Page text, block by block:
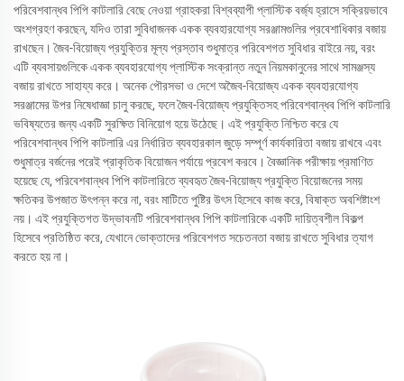
পরিবেশবান্ধব পিপি কাটলারি বেছে নেওয়া গ্রাহকরা বিশ্বব্যাপী প্লাস্টিক বর্জ্য হ্রাসে সক্রিয়ভাবে
অংশগ্রহণ করছেন, যদিও তারা সুবিধাজনক একক ব্যবহারযোগ্য সরঞ্জামগুলির প্রবেশাধিকার বজায়
রাখছেন। জৈব-বিয়োজ্য প্রযুক্তির মূল্য প্রস্তাব শুধুমাত্র পরিবেশগত সুবিধার বাইরে নয়, বরং
এটি ব্যবসায়গুলিকে একক ব্যবহারযোগ্য প্লাস্টিক সংক্রান্ত নতুন নিয়মকানুনের সাথে সামঞ্জস্য
বজায় রাখতে সাহায্য করে। অনেক পৌরসভা ও দেশে অজৈব-বিয়োজ্য একক ব্যবহারযোগ্য
সরঞ্জামের উপর নিষেধাজ্ঞা চালু করছে, ফলে জৈব-বিয়োজ্য প্রযুক্তিসহ পরিবেশবান্ধব পিপি কাটলারি
ভবিষ্যতের জন্য একটি সুরক্ষিত বিনিয়োগ হয়ে উঠেছে। এই প্রযুক্তি নিশ্চিত করে যে
পরিবেশবান্ধব পিপি কাটলারি এর নির্ধারিত ব্যবহারকাল জুড়ে সম্পূর্ণ কার্যকারিতা বজায় রাখবে এবং
শুধুমাত্র বর্জনের পরেই প্রাকৃতিক বিয়োজন পর্যায়ে প্রবেশ করবে। বৈজ্ঞানিক পরীক্ষায় প্রমাণিত
হয়েছে যে, পরিবেশবান্ধব পিপি কাটলারিতে ব্যবহৃত জৈব-বিয়োজ্য প্রযুক্তি বিয়োজনের সময়
ক্ষতিকর উপজাত উৎপন্ন করে না, বরং মাটিতে পুষ্টির উৎস হিসেবে কাজ করে, বিষাক্ত অবশিষ্টাংশ
নয়। এই প্রযুক্তিগত উদ্ভাবনটি পরিবেশবান্ধব পিপি কাটলারিকে একটি দায়িত্বশীল বিকল্প
হিসেবে প্রতিষ্ঠিত করে, যেখানে ভোক্তাদের পরিবেশগত সচেতনতা বজায় রাখতে সুবিধার ত্যাগ
করতে হয় না।